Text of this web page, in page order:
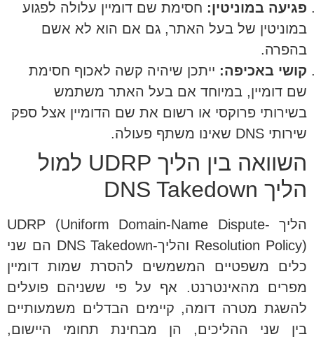
פגיעה במוניטין: חסימת שם דומיין עלולה לפגוע
במוניטין של בעל האתר, גם אם הוא לא אשם
בהפרה.
קושי באכיפה: ייתכן שיהיה קשה לאכוף חסימת
שם דומיין, במיוחד אם בעל האתר משתמש
בשירותי פרוקסי או רשום את שם הדומיין אצל ספק
שירותי DNS שאינו משתף פעולה.
השוואה בין הליך UDRP למול
הליך DNS Takedown
הליך UDRP (Uniform Domain-Name Dispute-
Resolution Policy) והליך-DNS Takedown הם שני
כלים משפטיים המשמשים להסרת שמות דומיין
מפרים מהאינטרנט. אף על פי ששניהם פועלים
להשגת מטרה דומה, קיימים הבדלים משמעותיים
בין שני ההליכים, הן מבחינת תחומי היישום,